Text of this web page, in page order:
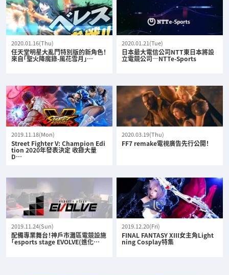
2020.01.16(Thu)
任天堂明星大亂鬥特別版的新角色！
來自「聖火降魔錄-風花雪月」…
2020.01.21(Tue)
日本最大電信公司NTT東日本將設
立電競公司—NTTe-Sports
2019.11.18(Mon)
Street Fighter V: Champion Edi
tion 2020年發表決定 收錄大量
D…
2020.03.19(Thu)
FF7 remake電視廣告先行公開！
2019.11.24(Sun)
配備專業舞台！神戶市灘區電競設施
「esports stage EVOLVE(進化…
2019.12.20(Fri)
FINAL FANTASY XIII女主角Light
ning Cosplay特集